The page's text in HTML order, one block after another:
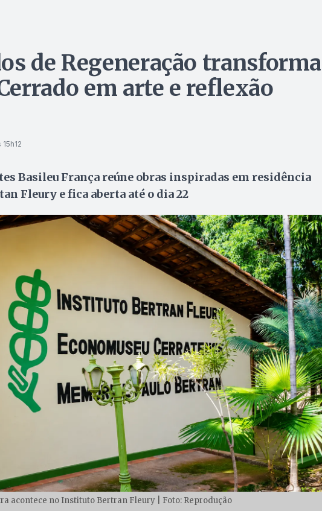
de Regeneração transforma
em arte e reflexão
Basileu França reúne obras inspiradas em residência
Fleury e fica aberta até o dia 22
acontece no Instituto Bertran Fleury | Foto: Reprodução